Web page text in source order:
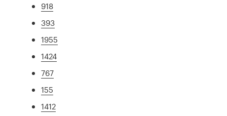
918
393
1955
1424
767
155
1412